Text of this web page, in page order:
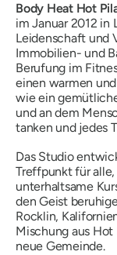
Body Heat Hot
im Januar 2012 in
Leidenschaft und
Immobilien- und
Berufung im
einen warmen
wie ein
und an dem
tanken und jedes
Das Studio
Treffpunkt für
unterhaltsame
den Geist
Rocklin,
Mischung aus Hot
neue Gemeinde.